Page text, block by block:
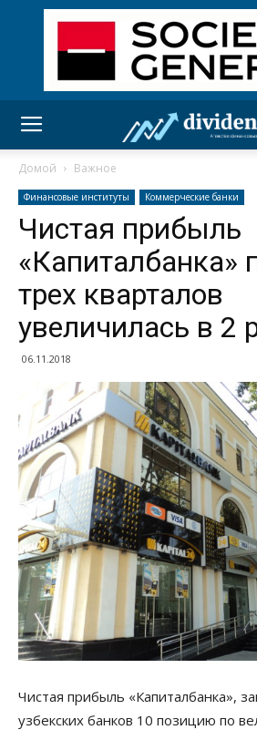
Домой Важное
Финансовые институты Коммерческие банки
Чистая прибыль
«Капиталбанка»
трех кварталов
увеличилась в 2
06.11.2018
Чистая прибыль «Капиталбанка»,
узбекских банков 10 позицию по